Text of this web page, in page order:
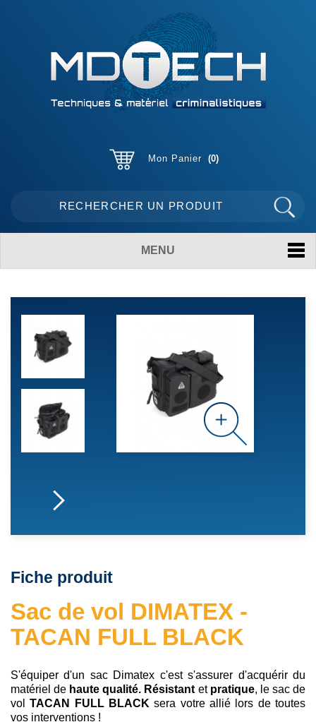
Mon Panier 0
MENU
Fiche produit
Sac de vol DIMATEX -
TACAN FULL BLACK
S'équiper d'un sac Dimatex c'est s'assurer d'acquérir du
matériel de haute qualité. Résistant et pratique, le sac de
volTACAN FULL BLACK sera votre allié lors de toutes
vos interventions !